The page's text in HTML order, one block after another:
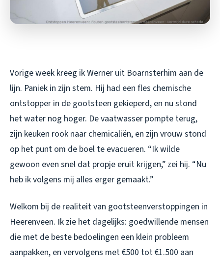
Vorige week kreeg ik Werner uit Boarnsterhim aan de
lijn. Paniek in zijn stem. Hij had een fles chemische
ontstopper in de gootsteen gekieperd, en nu stond
het water nog hoger. De vaatwasser pompte terug,
zijn keuken rook naar chemicaliën, en zijn vrouw stond
op het punt om de boel te evacueren. “Ik wilde
gewoon even snel dat propje eruit krijgen,” zei hij. “Nu
heb ik volgens mij alles erger gemaakt.”
Welkom bij de realiteit van gootsteenverstoppingen in
Heerenveen. Ik zie het dagelijks: goedwillende mensen
die met de beste bedoelingen een klein probleem
aanpakken, en vervolgens met €500 tot €1.500 aan